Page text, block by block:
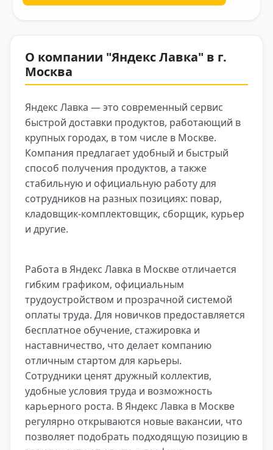
О компании "Яндекс Лавка" в г.
Москва
Яндекс Лавка — это современный сервис
быстрой доставки продуктов, работающий в
крупных городах, в том числе в Москве.
Компания предлагает удобный и быстрый
способ получения продуктов, а также
стабильную и официальную работу для
сотрудников на разных позициях: повар,
кладовщик‑комплектовщик, сборщик, курьер
и другие.
Работа в Яндекс Лавка в Москве отличается
гибким графиком, официальным
трудоустройством и прозрачной системой
оплаты труда. Для новичков предоставляется
бесплатное обучение, стажировка и
наставничество, что делает компанию
отличным стартом для карьеры.
Сотрудники ценят дружный коллектив,
удобные условия труда и возможность
карьерного роста. В Яндекс Лавка в Москве
регулярно открываются новые вакансии, что
позволяет подобрать подходящую позицию в